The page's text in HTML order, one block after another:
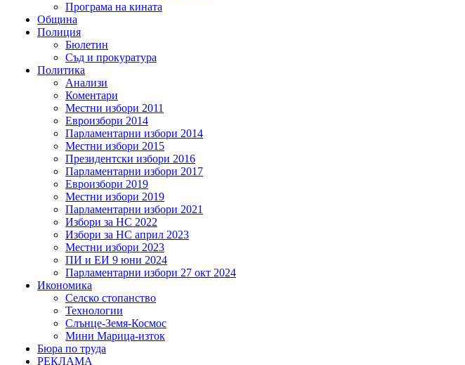
Програма на кината
Община
Полиция
Бюлетин
Съд и прокуратура
Политика
Анализи
Коментари
Местни избори 2011
Евроизбори 2014
Парламентарни избори 2014
Местни избори 2015
Президентски избори 2016
Парламентарни избори 2017
Евроизбори 2019
Местни избори 2019
Парламентарни избори 2021
Избори за НС 2022
Избори за НС април 2023
Местни избори 2023
ПИ и ЕИ 9 юни 2024
Парламентарни избори 27 окт 2024
Икономика
Селско стопанство
Технологии
Слънце-Земя-Космос
Мини Марица-изток
Бюра по труда
РЕКЛАМА